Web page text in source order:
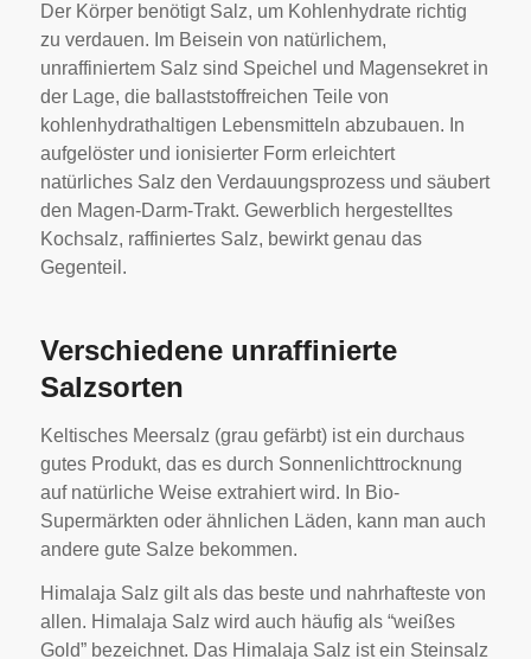
Der Körper benötigt Salz, um Kohlenhydrate richtig
zu verdauen. Im Beisein von natürlichem,
unraffiniertem Salz sind Speichel und Magensekret in
der Lage, die ballaststoffreichen Teile von
kohlenhydrathaltigen Lebensmitteln abzubauen. In
aufgelöster und ionisierter Form erleichtert
natürliches Salz den Verdauungsprozess und säubert
den Magen-Darm-Trakt. Gewerblich hergestelltes
Kochsalz, raffiniertes Salz, bewirkt genau das
Gegenteil.
Verschiedene unraffinierte
Salzsorten
Keltisches Meersalz (grau gefärbt) ist ein durchaus
gutes Produkt, das es durch Sonnenlichttrocknung
auf natürliche Weise extrahiert wird. In Bio-
Supermärkten oder ähnlichen Läden, kann man auch
andere gute Salze bekommen.
Himalaja Salz gilt als das beste und nahrhafteste von
allen. Himalaja Salz wird auch häufig als “weißes
Gold” bezeichnet. Das Himalaja Salz ist ein Steinsalz